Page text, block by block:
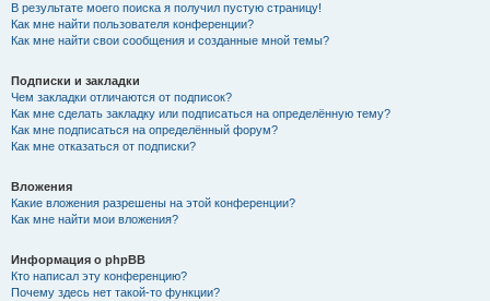
В результате моего поиска я получил пустую страницу!
Как мне найти пользователя конференции?
Как мне найти свои сообщения и созданные мной темы?
Подписки и закладки
Чем закладки отличаются от подписок?
Как мне сделать закладку или подписаться на определённую тему?
Как мне подписаться на определённый форум?
Как мне отказаться от подписки?
Вложения
Какие вложения разрешены на этой конференции?
Как мне найти мои вложения?
Информация о phpBB
Кто написал эту конференцию?
Почему здесь нет такой-то функции?